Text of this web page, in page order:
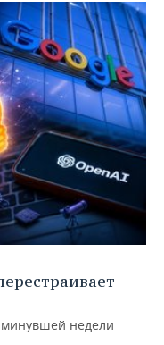
минувшей недели